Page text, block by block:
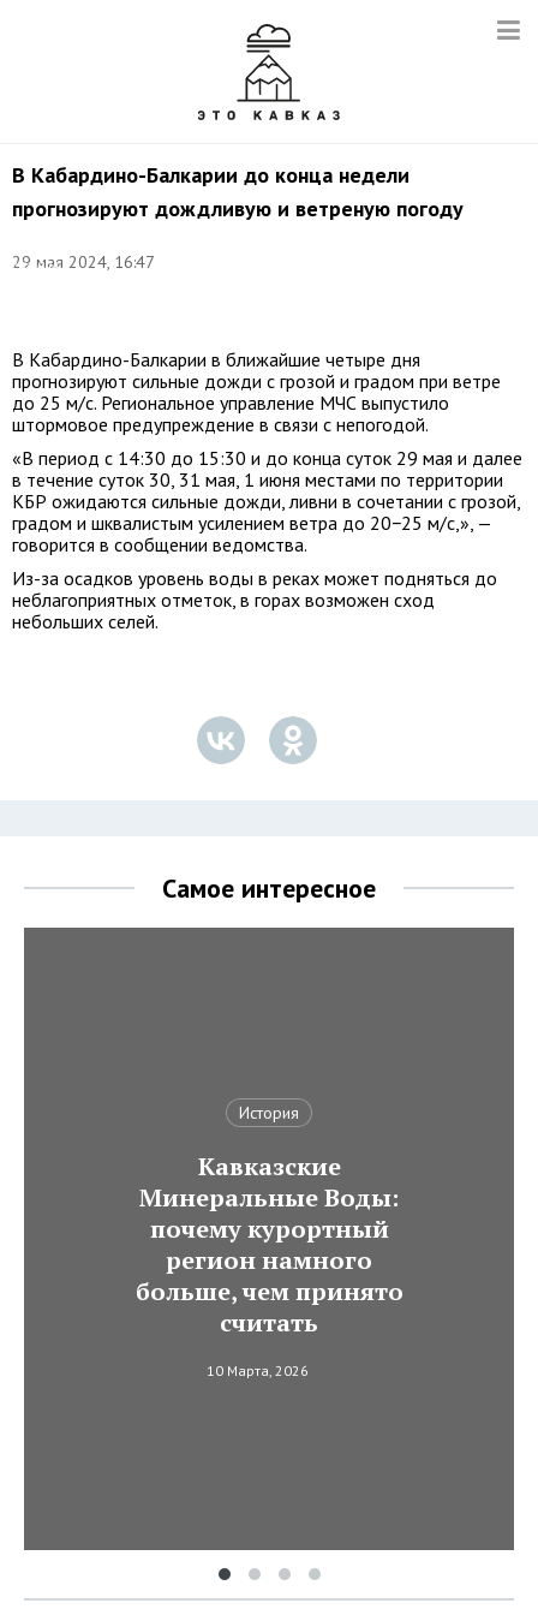
В Кабардино-Балкарии до конца недели
прогнозируют дождливую и ветреную погоду
29 мая 2024, 16:47
Михаил
В Кабардино-Балкарии в ближайшие четыре дня
прогнозируют сильные дожди с грозой и градом при ветре
до 25 м/с. Региональное управление МЧС выпустило
штормовое предупреждение в связи с непогодой.
«В период с 14:30 до 15:30 и до конца суток 29 мая и далее
в течение суток 30, 31 мая, 1 июня местами по территории
КБР ожидаются сильные дожди, ливни в сочетании с грозой,
градом и шквалистым усилением ветра до 20−25 м/с,», —
говорится в сообщении ведомства.
Из-за осадков уровень воды в реках может подняться до
неблагоприятных отметок, в горах возможен сход
небольших селей.
Самое интересное
История
Кавказские
Минеральные Воды:
почему курортный
регион намного
больше, чем принято
считать
10 Марта, 2026